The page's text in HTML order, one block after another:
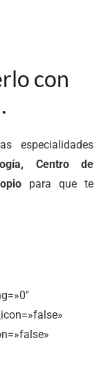
con
especialidades
Centro de
para que te